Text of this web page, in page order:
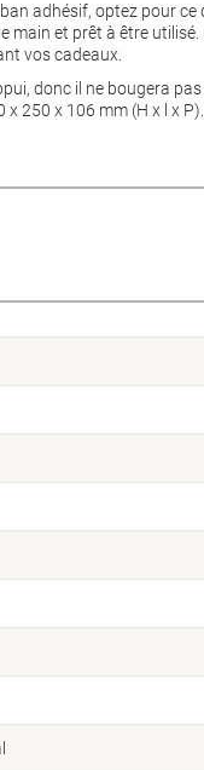
adhésif, optez pour
et prêt à être
vos cadeaux.
donc il ne bougera
250 x 106 mm (H x l x